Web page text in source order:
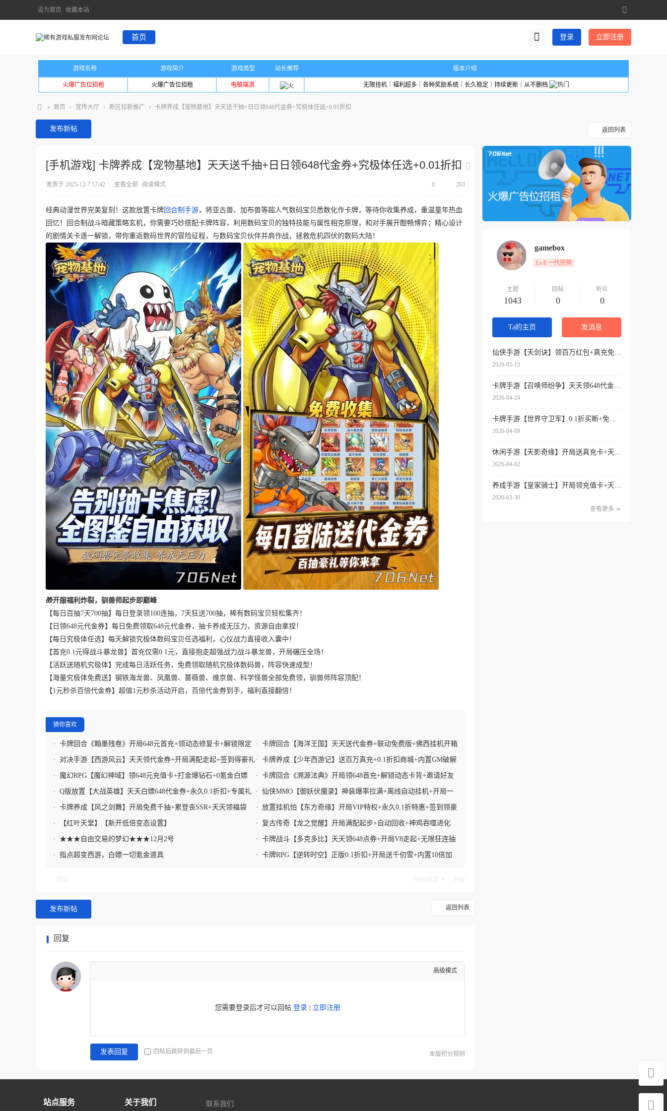
设为首页 收藏本站
切
换
到
宽
首页 登录 立即注册
游戏名称 游戏简介 游戏类型 站长推荐 版本介绍
火爆广告位招租 火爆广告位招租 电脑端游 无限挂机｜福利超多｜各种奖励系统｜长久稳定｜持续更新｜从不删档
» 首页 › 宣传大厅 › 新区拉新推广 › 卡牌养成【宠物基地】天天送千抽+日日领648代金券+究极体任选+0.01折扣
返回列表
发布新帖
[手机游戏] 卡牌养成【宠物基地】天天送千抽+日日领648代金券+究极体任选+0.01折扣
203
0
发表于 2025-12-7 17:42 查看全部 阅读模式
经典动漫世界完美复刻！这款放置卡牌 回合制手游，将亚古兽、加布兽等超人气数码宝贝悉数化作卡牌，等待你收集养成，重温童年热血
回忆！回合制战斗暗藏策略玄机，你需要巧妙搭配卡牌阵容，利用数码宝贝的独特技能与属性相克原理，和对手展开酣畅博弈；精心设计
的剧情关卡逐一解锁，带你重返数码世界的冒险征程，与数码宝贝伙伴并肩作战，拯救危机四伏的数码大陆！
🎁开服福利炸裂，驯兽师起步即巅峰
【每日百抽7天700抽】每日登录领100连抽，7天狂送700抽，稀有数码宝贝轻松集齐！
【日领648元代金券】每日免费领取648元代金券，抽卡养成无压力，资源自由拿捏！
【每日究极体任选】每天解锁究极体数码宝贝任选福利，心仪战力直接收入囊中！
【首充0.1元得战斗暴龙兽】首充仅需0.1元，直接抱走超强战力战斗暴龙兽，开局碾压全场！
【活跃送随机究极体】完成每日活跃任务，免费领取随机究极体数码兽，阵容快速成型！
【海量究极体免费送】钢铁海龙兽、凤凰兽、蔷薇兽、维京兽、科学怪兽全部免费领，驯兽师阵容顶配！
【1元秒杀百倍代金券】超值1元秒杀活动开启，百倍代金券到手，福利直接翻倍！
猜你喜欢
• 卡牌回合《翰墨残卷》开局648元首充+领动态修复卡+解锁限定
卡
• 卡牌回合【海洋王国】天天送代金券+联动免费版+佛西挂机开箱
+0.1折扣
•
对决手游【西游风云】天天领代金券+开局满配走起+签到得豪礼
+累登送二郎神
• 卡牌养成【少年西游记】送百万真充+0.1折扣商城+内置GM破解
指令+0氪金无限抽
•
魔幻RPG【魔幻神域】领648元充值卡+打金爆钻石+0氪金白嫖
+天天领充值卡
• 卡牌回合《溯源法典》开局领648首充+解锁动态卡背+邀请好友
送套装
• Q版放置【大战英雄】天天白嫖648代金券+永久0.1折扣+专属礼
包码
• 仙侠MMO【御妖伏魔录】神装爆率拉满+离线自动挂机+开局一
键白瞟
• 卡牌养成【风之剑舞】开局免费千抽+累登丧SSR+天天领福袋 • 放置挂机怕【东方奇缘】开局VIP特权+永久0.1折特惠+签到领豪
礼+0元购
• 【红叶天堂】【新开低倍变态设置】 • 复古传奇【龙之觉醒】开局满配起步+自动回收+神鸡吞噬进化
+天限进化
• ★★★自由交易的梦幻★★★12月2号 • 卡牌战斗【多克多比】天天领648点券+开局V8走起+无限狂连抽
+内置GM刷充
• 指点超变西游，白嫖一切氪金道具 • 卡牌RPG【逆转时空】正版0.1折扣+开局送千仞雪+内置10倍加
返回列表
发布新帖
回复
高级模式
您需要登录后才可以回帖 登录 立即注册
本版积分规则
发表回复 回帖后跳转到最后一页
gamebox
Lv.8 一代宗师
主题
1043
回帖
0
听众
0
Ta的主页 发消息
2026-05-13
2026-04-24
2026-04-09
2026-04-02
2026-03-30
查看更多
站点服务 关于我们 联系我们